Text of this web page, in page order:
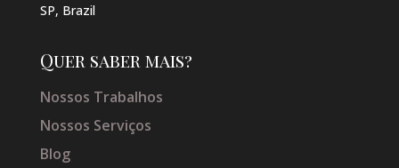
SP, Brazil
Quer saber mais?
Nossos Trabalhos
Nossos Serviços
Blog